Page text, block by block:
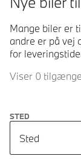
Mange biler er
andre er på vej
for
Viser 0
STED
Sted